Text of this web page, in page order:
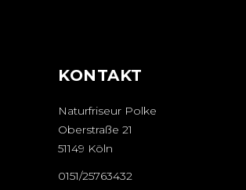
KONTAKT
Naturfriseur Polke
Oberstraße 21
51149 Köln
0151/25763432